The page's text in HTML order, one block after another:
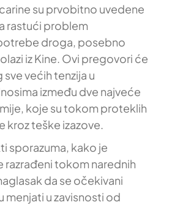
su prvobitno uvedene
rastući problem
droga, posebno
iz Kine. Ovi pregovori će
većih tenzija u
između dve najveće
koje su tokom proteklih
kroz teške izazove.
sporazuma, kako je
razrađeni tokom narednih
da se očekivani
u zavisnosti od